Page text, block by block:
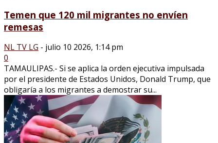
Temen que 120 mil migrantes no envíen
remesas
NL TV LG - julio 10 2026, 1:14 pm
0
TAMAULIPAS.- Si se aplica la orden ejecutiva impulsada
por el presidente de Estados Unidos, Donald Trump, que
obligaría a los migrantes a demostrar su...